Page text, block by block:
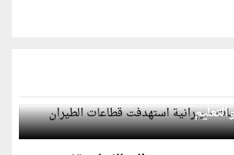
سيبرانية استهدفت قطاعات